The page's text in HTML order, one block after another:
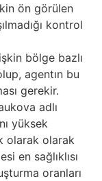
ön görülen
kontrol
bölge bazlı
agentın bu
gerekir.
adlı
yüksek
olarak olarak
en sağlıklısı
oranları